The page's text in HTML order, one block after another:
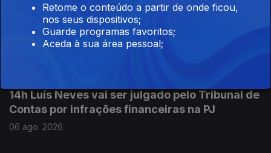
15h Ceuta ainda não voltou à normalidade diz
responsável da região
06 ago. 2026
14h Luís Neves vai ser julgado pelo Tribunal de
Contas por infrações financeiras na PJ
06 ago. 2026
Retome o conteúdo a partir de onde ficou,
nos seus dispositivos;
Guarde programas favoritos;
Aceda à sua área pessoal;